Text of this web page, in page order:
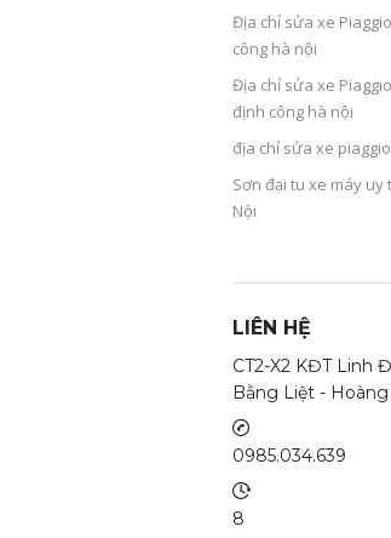
Địa chỉ sửa xe
công hà nội
Địa chỉ sửa xe
định công hà nội
địa chỉ sửa xe
Sơn đại tu xe máy uy
Nội
LIÊN HỆ
CT2-X2 KĐT Linh
Bằng Liệt - Hoàng
0985.034.639
8